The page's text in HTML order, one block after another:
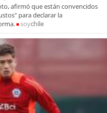
afirmó que están convencidos
para declarar la
soychile